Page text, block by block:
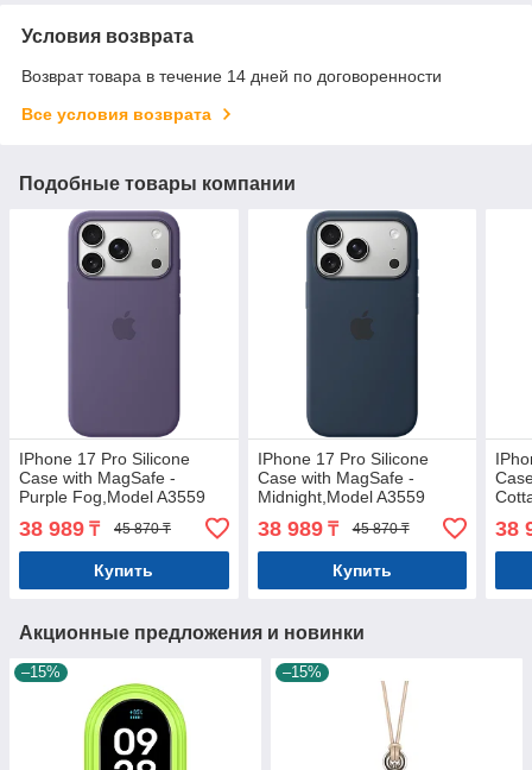
Условия возврата
Возврат товара в течение 14 дней по договоренности
Все условия возврата
Подобные товары компании
IPhone 17 Pro Silicone
Case with MagSafe -
Purple Fog,Model A3559
38 989 ₸ 45 870 ₸
Купить
IPhone 17 Pro Silicone
Case with MagSafe -
Midnight,Model A3559
38 989₸ 45 870 ₸
Купить
38
Акционные предложения и новинки
–15% –15%